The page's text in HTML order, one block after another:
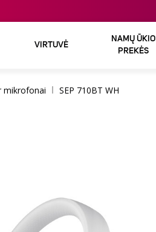
VIRTUVĖ
NAMŲ ŪKIO
PREKĖS
mikrofonai SEP 710BT WH